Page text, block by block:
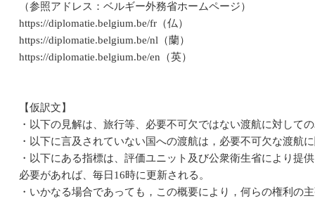
（参照アドレス：ベルギー外務省ホームページ）
https://diplomatie.belgium.be/fr（仏）
https://diplomatie.belgium.be/nl（蘭）
https://diplomatie.belgium.be/en（英）
【仮訳文】
・以下の見解は、旅行等、必要不可欠ではない渡航に対して
・以下に言及されていない国への渡航は，必要不可欠な渡航
・以下にある指標は、評価ユニット及び公衆衛生省により提
必要があれば、毎日16時に更新される。
・いかなる場合であっても，この概要により，何らの権利の